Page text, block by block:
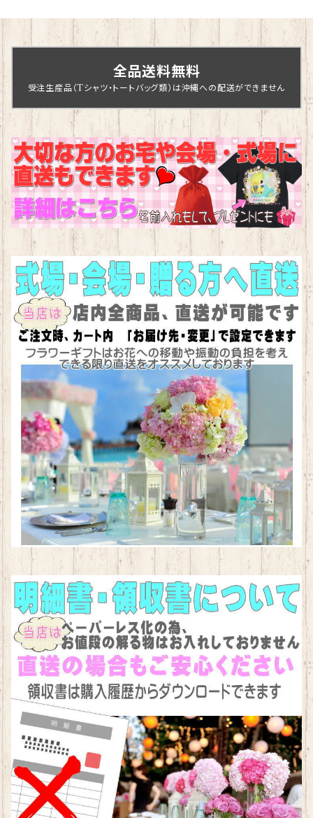
全品送料無料
受注生産品（Tシャツ・トートバッグ類）は沖縄への配送ができません